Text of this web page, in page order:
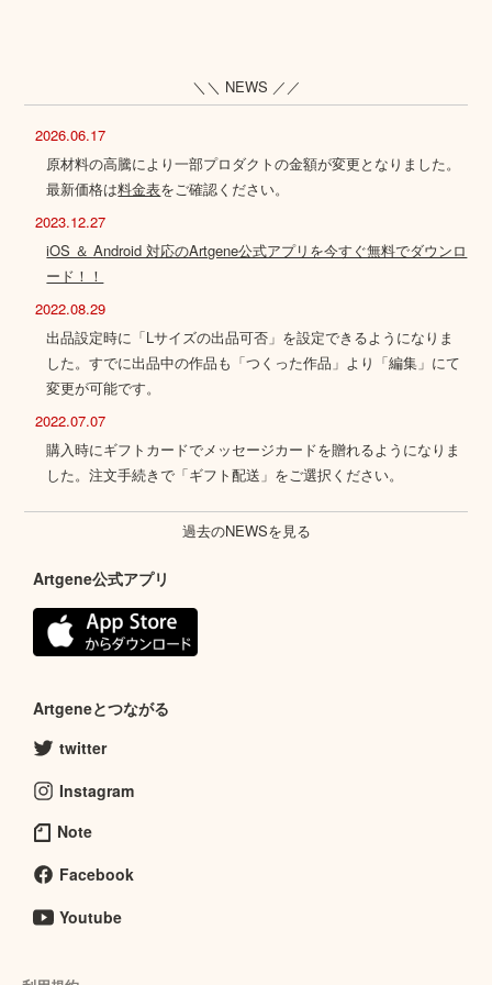
＼＼ NEWS ／／
2026.06.17
原材料の高騰により一部プロダクトの金額が変更となりました。
最新価格は料金表をご確認ください。
2023.12.27
iOS ＆ Android 対応のArtgene公式アプリを今すぐ無料でダウンロ
ード！！
2022.08.29
出品設定時に「Lサイズの出品可否」を設定できるようになりま
した。すでに出品中の作品も「つくった作品」より「編集」にて
変更が可能です。
2022.07.07
購入時にギフトカードでメッセージカードを贈れるようになりま
した。注文手続きで「ギフト配送」をご選択ください。
過去のNEWSを見る
Artgene公式アプリ
Artgeneとつながる
twitter
Instagram
Note
Facebook
Youtube